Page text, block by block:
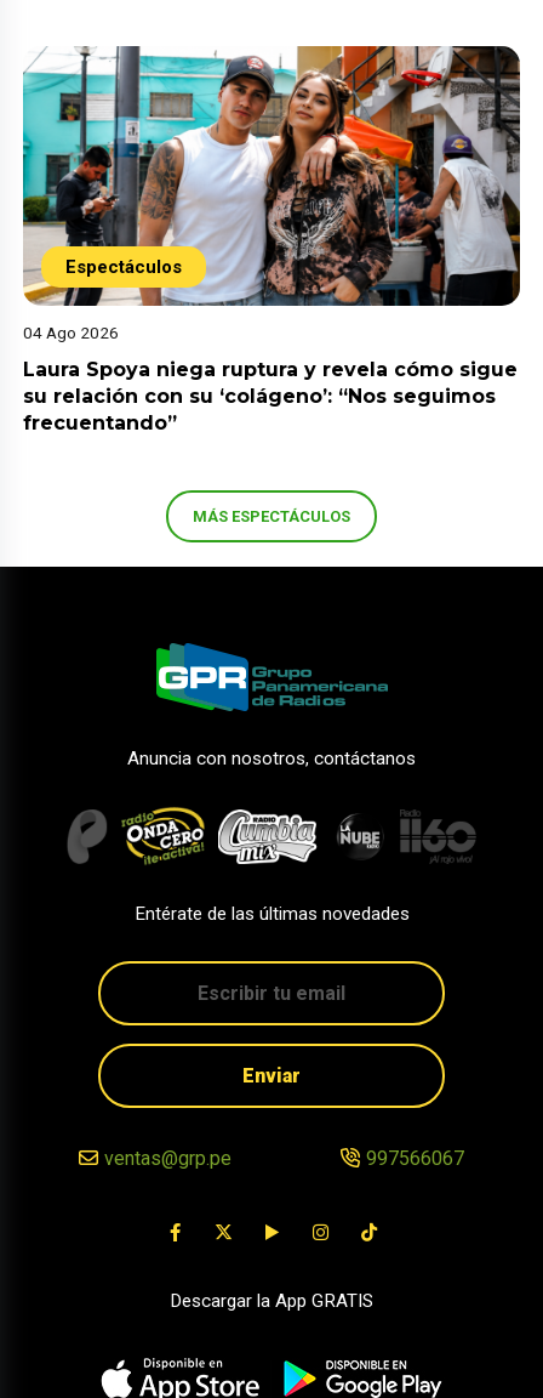
Espectáculos
04 Ago 2026
Laura Spoya niega ruptura y revela cómo sigue
su relación con su ‘colágeno’: “Nos seguimos
frecuentando”
MÁS ESPECTÁCULOS
Anuncia con nosotros, contáctanos
Entérate de las últimas novedades
Enviar
ventas@grp.pe 997566067
Descargar la App GRATIS